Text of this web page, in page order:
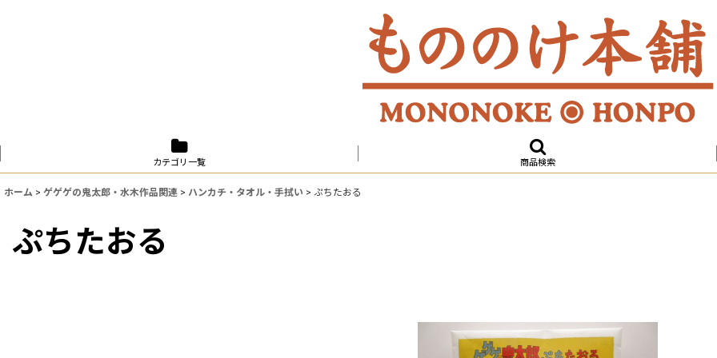
カテゴリ一覧 商品検索
ホーム > ゲゲゲの鬼太郎・水木作品関連 > ハンカチ・タオル・手拭い > ぷちたおる
ぷちたおる